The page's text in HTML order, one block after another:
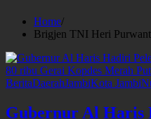
Home
Brigjen TNI Heri
BeritaDaerahJambiKota Jambi
Gubernur Al Haris